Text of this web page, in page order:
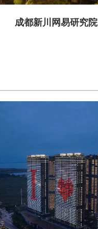
成都新川网易研究院